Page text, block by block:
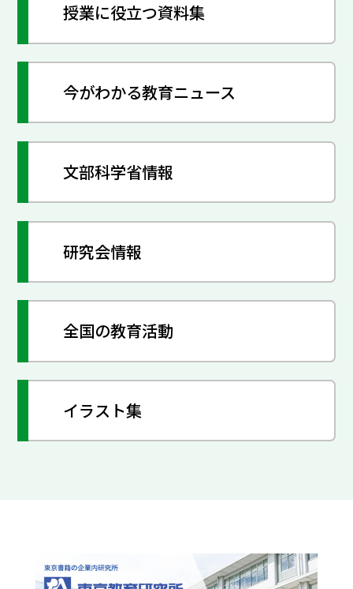
授業に役立つ資料集
今がわかる教育ニュース
文部科学省情報
研究会情報
全国の教育活動
イラスト集